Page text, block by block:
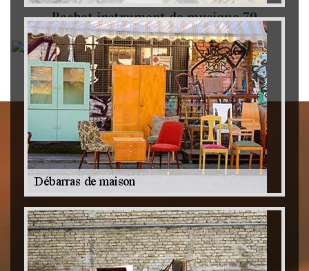
Rachat instrument de musique 79
Achat antiquité 79